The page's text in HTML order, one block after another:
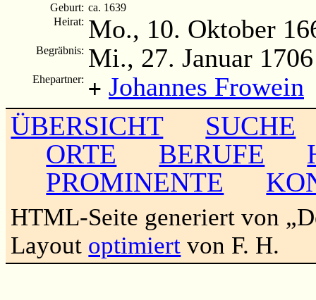
Geburt: ca. 1639
Heirat: Mo., 10. Oktober
Begräbnis: Mi., 27. Januar 1706
Ehepartner: + Johannes Frowein
ÜBERSICHT
SUCHE
ORTE
BERUFE
PROMINENTE
HTML-Seite generiert von
Layout optimiert von F. H.